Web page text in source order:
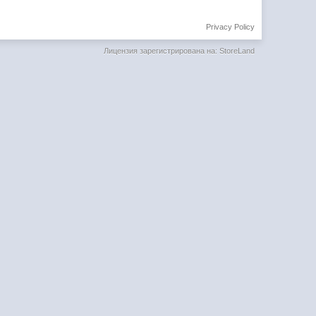
Privacy Policy
Лицензия зарегистрирована на: StoreLand